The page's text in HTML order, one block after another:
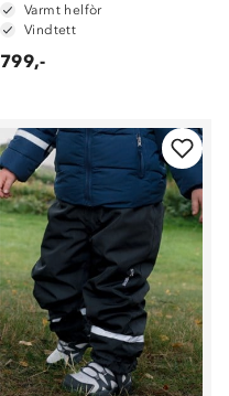
Varmt helfòr
Vindtett
799,-